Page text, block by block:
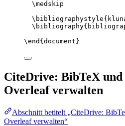
\medskip
\bibliographystyle
\bibliography
\end { document }
CiteDrive: BibTeX
Overleaf verwalten
Abschnitt betitelt „CiteDrive:
Overleaf verwalten“